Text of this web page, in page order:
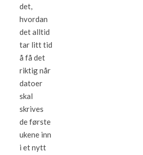
det,
hvordan
det alltid
tar litt tid
å få det
riktig når
datoer
skal
skrives
de første
ukene inn
i et nytt